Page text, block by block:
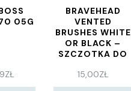
05G
ZŁ
BRAVEHEAD
VENTED
BRUSHES WHITE
OR BLACK –
SZCZOTKA DO
15,00ZŁ